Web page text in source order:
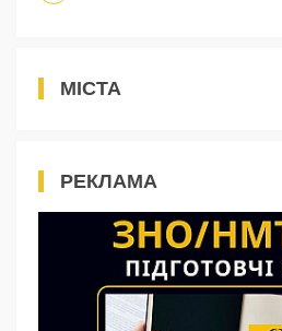
МІСТА
РЕКЛАМА